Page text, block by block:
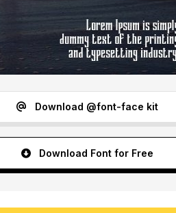
Download @font-face kit
Download Font for Free